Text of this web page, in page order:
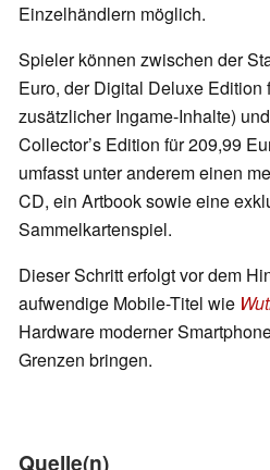
Einzelhändlern möglich.
Spieler können zwischen der
Euro, der Digital Deluxe
zusätzlicher Ingame-Inhalte)
Collector’s Edition für 209,99
umfasst unter anderem einen
CD, ein Artbook sowie eine
Sammelkartenspiel.
Dieser Schritt erfolgt vor dem
aufwendige Mobile-Titel wie
Hardware moderner
Grenzen bringen.
Quelle(n)